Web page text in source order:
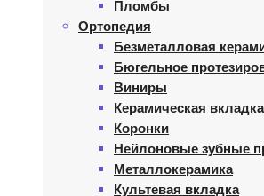
Пломбы
Ортопедия
Безметалловая
Бюгельное
Виниры
Керамическая вкладка
Коронки
Нейлоновые зубные
Металлокерамика
Культевая вкладка